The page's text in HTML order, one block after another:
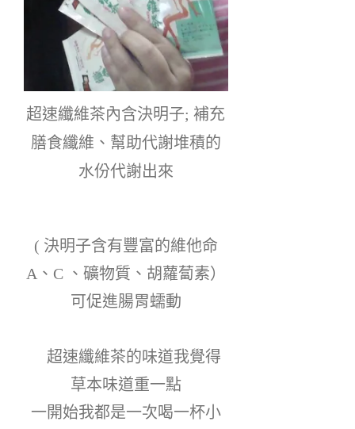
超速纖維茶內含決明子; 補充
膳食纖維、幫助代謝堆積的
水份代謝出來
( 決明子含有豐富的維他命
A、C 、礦物質、胡蘿蔔素）
可促進腸胃蠕動
草本味道重一點
一開始我都是一次喝一杯小